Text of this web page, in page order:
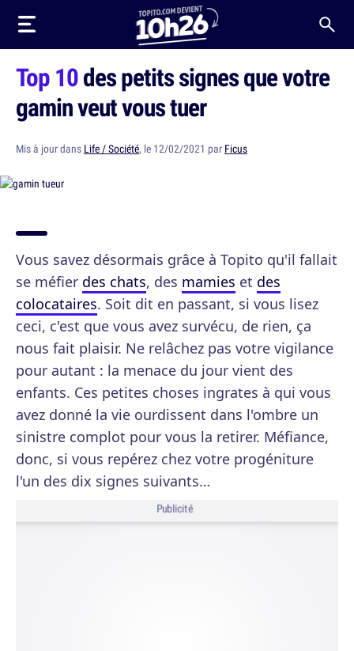
Top 10des petits signes que votre
gamin veut vous tuer
Mis à jour dans Life / Société, le 12/02/2021 par Ficus
Vous savez désormais grâce à Topito qu'il fallait
se méfier des chats, des mamies et des
colocataires. Soit dit en passant, si vous lisez
ceci, c'est que vous avez survécu, de rien, ça
nous fait plaisir. Ne relâchez pas votre vigilance
pour autant : la menace du jour vient des
enfants. Ces petites choses ingrates à qui vous
avez donné la vie ourdissent dans l'ombre un
sinistre complot pour vous la retirer. Méfiance,
donc, si vous repérez chez votre progéniture
l'un des dix signes suivants…
Publicité